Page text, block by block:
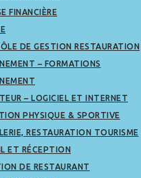
FINANCIÈRE
DE GESTION RESTAURATION
– FORMATIONS
– LOGICIEL ET INTERNET
PHYSIQUE & SPORTIVE
RESTAURATION TOURISME
ET RÉCEPTION
DE RESTAURANT